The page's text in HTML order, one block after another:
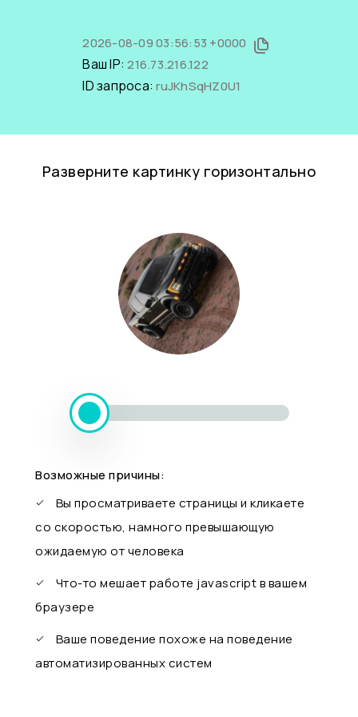
2026-08-09 03:56:53 +0000
Ваш IP:216.73.216.122
ID запроса:ruJKhSqHZ0U1
Разверните картинку горизонтально
Возможные причины:
Вы просматриваете страницы и кликаете
со скоростью, намного превышающую
ожидаемую от человека
Что-то мешает работе javascript в вашем
браузере
Ваше поведение похоже на поведение
автоматизированных систем